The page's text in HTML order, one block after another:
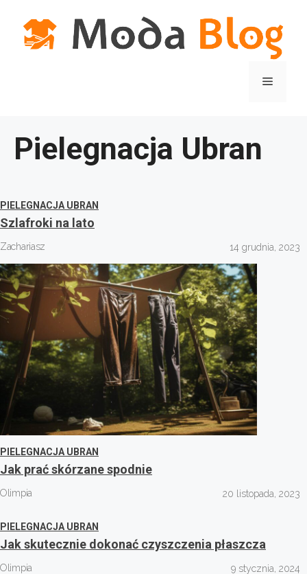
Menu
Pielegnacja Ubran
PIELEGNACJA UBRAN
Szlafroki na lato
Zachariasz 14 grudnia, 2023
PIELEGNACJA UBRAN
Jak prać skórzane spodnie
Olimpia 20 listopada, 2023
PIELEGNACJA UBRAN
Jak skutecznie dokonać czyszczenia płaszcza
Olimpia 9 stycznia, 2024